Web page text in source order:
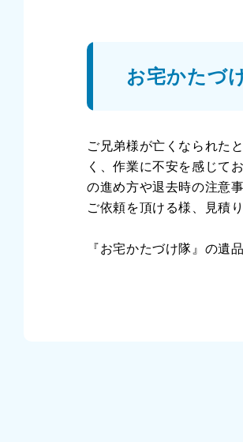
お宅かたづ
ご兄弟様が亡くなられた
く、作業に不安を感じて
の進め方や退去時の注意
ご依頼を頂ける様、見積
『お宅かたづけ隊』の遺